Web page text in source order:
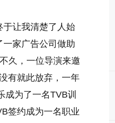
于让我清楚了人始
一家广告公司做助
久，一位导演来邀
有就此放弃，一年
成为了一名TVB训
签约成为一名职业